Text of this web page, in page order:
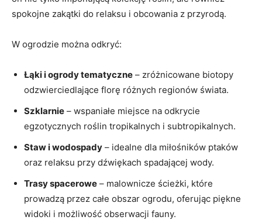
spokojne zakątki do relaksu i obcowania z przyrodą.
W ogrodzie można odkryć:
Łąki i ogrody tematyczne – zróżnicowane biotopy
odzwierciedlające florę różnych regionów świata.
Szklarnie – wspaniałe miejsce na odkrycie
egzotycznych roślin tropikalnych i subtropikalnych.
Staw i wodospady – idealne dla miłośników ptaków
oraz relaksu przy dźwiękach spadającej wody.
Trasy spacerowe – malownicze ścieżki, które
prowadzą przez całe obszar ogrodu, oferując piękne
widoki i możliwość obserwacji fauny.